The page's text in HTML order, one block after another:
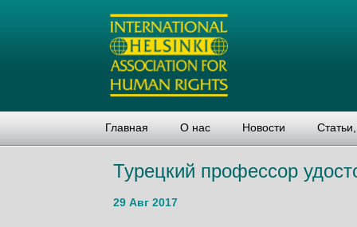
Главная О нас Новости
Турецкий профессор
29 Авг 2017